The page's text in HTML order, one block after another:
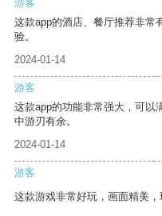
游客
这款app的酒店、餐厅推荐非常
验。
2024-01-14
游客
这款app的功能非常强大，可以
中游刃有余。
2024-01-14
游客
这款游戏非常好玩，画面精美，